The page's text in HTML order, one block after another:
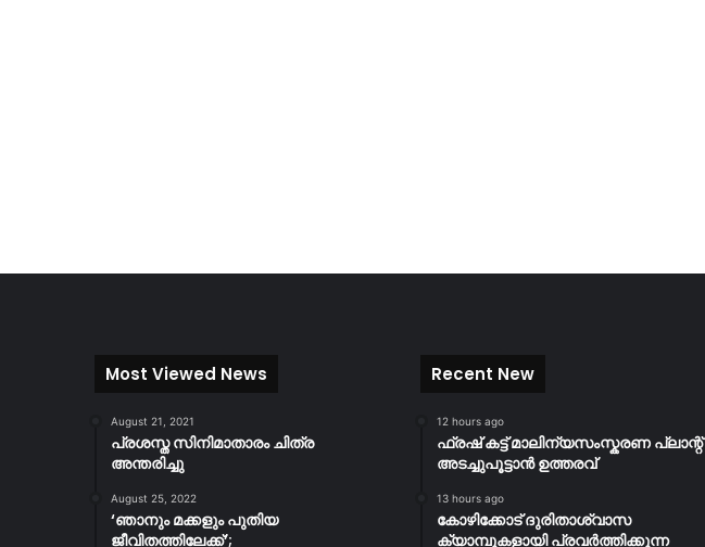
Most Viewed News
August 21, 2021
പ്രശസ്ത സിനിമാതാരം ചിത്ര
അന്തരിച്ചു
August 25, 2022
‘ഞാനും മക്കളും പുതിയ
ജീവിതത്തിലേക്ക്’;
Recent New
12 hours ago
ഫ്രഷ് കട്ട് മാലിന്യസംസ്കരണ പ്ലാന്റ്
അടച്ചുപൂട്ടാൻ ഉത്തരവ്
13 hours ago
കോഴിക്കോട് ദുരിതാശ്വാസ
ക്യാമ്പുകളായി പ്രവര്‍ത്തിക്കുന്ന